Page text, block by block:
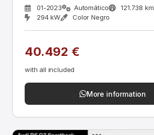
01-2023 Automático 121.738 km
294 kW
Color Negro
40.492 €
with all included
More information